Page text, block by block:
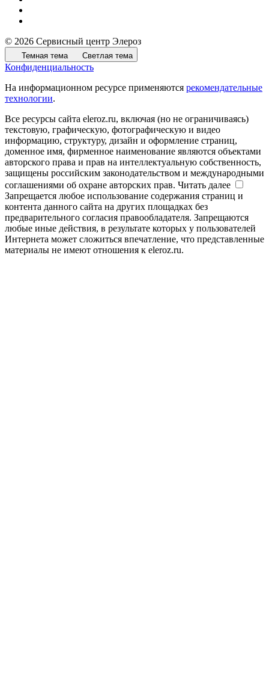
© 2026 Сервисный центр Элероз
Темная тема Светлая тема
Конфиденциальность
На информационном ресурсе применяются рекомендательные
технологии.
Все ресурсы сайта eleroz.ru, включая (но не ограничиваясь)
текстовую, графическую, фотографическую и видео
информацию, структуру, дизайн и оформление страниц,
доменное имя, фирменное наименование являются объектами
авторского права и прав на интеллектуальную собственность,
защищены российским законодательством и международными
соглашениями об охране авторских прав. Читать далее
Запрещается любое использование содержания страниц и
контента данного сайта на других площадках без
предварительного согласия правообладателя. Запрещаются
любые иные действия, в результате которых у пользователей
Интернета может сложиться впечатление, что представленные
материалы не имеют отношения к eleroz.ru.